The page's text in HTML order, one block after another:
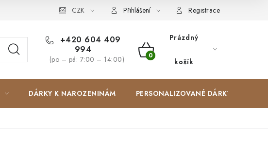
Zakázková výroba Spolupracujeme Blog
CZK Přihlášení Registrace
+420 604 409
994
(po – pá: 7:00 – 14:00)
NÁKUPNÍ
Prázdný
košík
DÁRKY K NAROZENINÁM PERSONALIZOVANÉ DÁRKY ✨